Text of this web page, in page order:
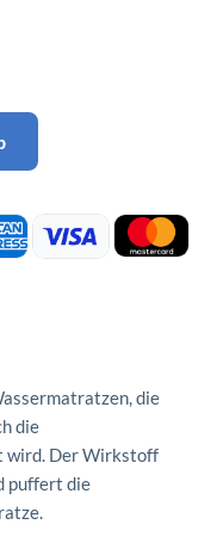
die
die
wird. Der Wirkstoff
puffert die